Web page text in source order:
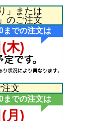
」または
のご注文
文